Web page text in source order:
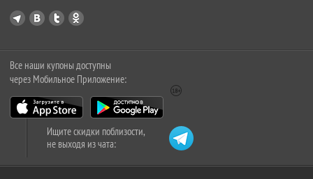
Все наши купоны доступны
через Мобильное Приложение:
Ищите скидки поблизости,
не выходя из чата: